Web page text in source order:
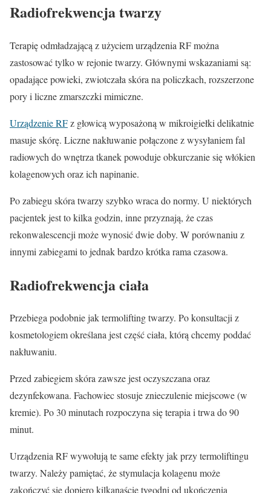
Radiofrekwencja twarzy
Terapię odmładzającą z użyciem urządzenia RF można
zastosować tylko w rejonie twarzy. Głównymi wskazaniami są:
opadające powieki, zwiotczała skóra na policzkach, rozszerzone
pory i liczne zmarszczki mimiczne.
Urządzenie RFz głowicą wyposażoną w mikroigiełki delikatnie
masuje skórę. Liczne nakłuwanie połączone z wysyłaniem fal
radiowych do wnętrza tkanek powoduje obkurczanie się włókien
kolagenowych oraz ich napinanie.
Po zabiegu skóra twarzy szybko wraca do normy. U niektórych
pacjentek jest to kilka godzin, inne przyznają, że czas
rekonwalescencji może wynosić dwie doby. W porównaniu z
innymi zabiegami to jednak bardzo krótka rama czasowa.
Radiofrekwencja ciała
Przebiega podobnie jak termolifting twarzy. Po konsultacji z
kosmetologiem określana jest część ciała, którą chcemy poddać
nakłuwaniu.
Przed zabiegiem skóra zawsze jest oczyszczana oraz
dezynfekowana. Fachowiec stosuje znieczulenie miejscowe (w
kremie). Po 30 minutach rozpoczyna się terapia i trwa do 90
minut.
Urządzenia RF wywołują te same efekty jak przy termoliftingu
twarzy. Należy pamiętać, że stymulacja kolagenu może
zakończyć się dopiero kilkanaście tygodni od ukończenia